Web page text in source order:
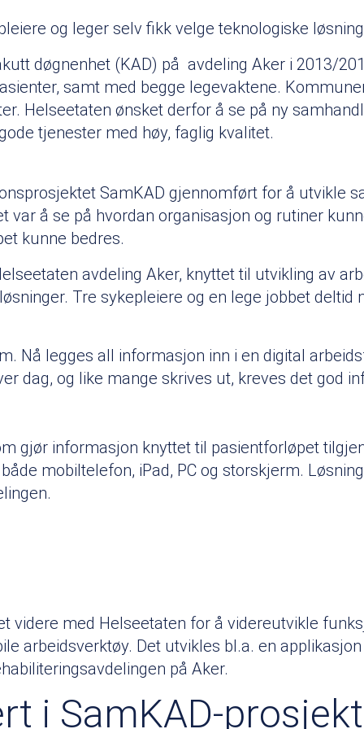
og leger selv fikk velge teknologiske
døgnenhet (KAD) på avdeling Aker i 2013/
samt med begge legevaktene.
Helseetaten ønsket derfor å se på ny
tjenester med høy, faglig kvalitet.
SamKAD gjennomført for å utvikle
å se på hvordan organisasjon og rutiner
kunne bedres.
avdeling Aker, knyttet til utvikling av
Tre sykepleiere og en lege jobbet
Nå legges all informasjon inn i en digital
dag, og like mange skrives ut, kreves det god
gjør informasjon knyttet til pasientforløpet
mobiltelefon, iPad, PC og storskjerm.
videre med Helseetaten for å videreutvikle
arbeidsverktøy. Det utvikles bl.a. en
på Aker.
i SamKAD-